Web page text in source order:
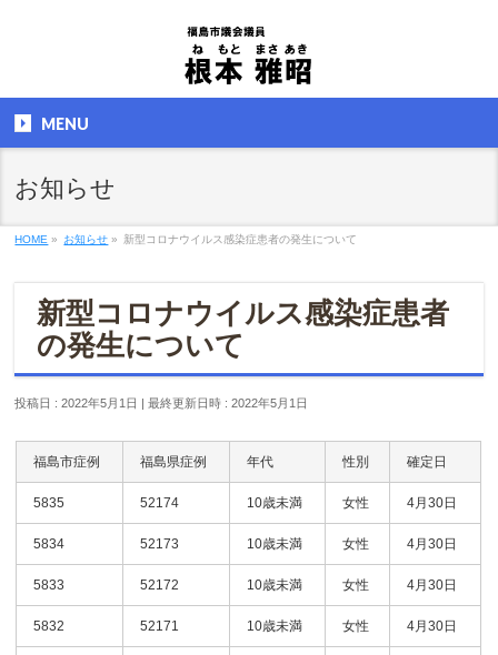
MENU
お知らせ
HOME » お知らせ » 新型コロナウイルス感染症患者の発生について
新型コロナウイルス感染症患者
の発生について
投稿日 : 2022年5月1日 最終更新日時 : 2022年5月1日
福島市症例 福島県症例 年代 性別 確定日
5835 52174 10歳未満 女性 4月30日
5834 52173 10歳未満 女性 4月30日
5833 52172 10歳未満 女性 4月30日
5832 52171 10歳未満 女性 4月30日